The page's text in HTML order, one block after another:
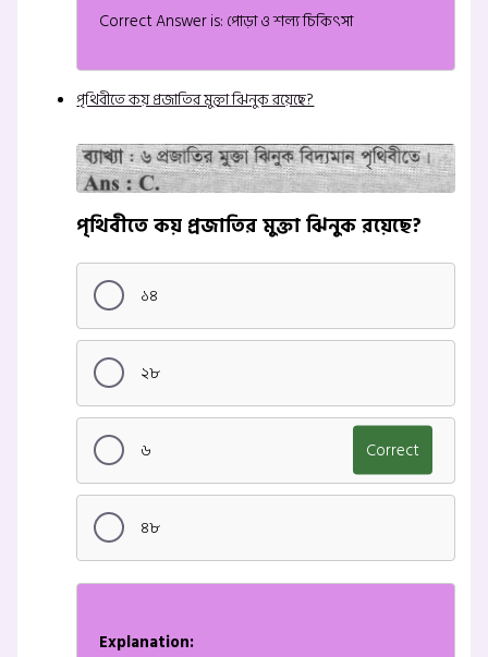
Correct Answer is: পোড়া ও শল্য চিকিৎসা
পৃথিবীতে কয় প্রজাতির মুক্তা ঝিনুক রয়েছে?
পৃথিবীতে কয় প্রজাতির মুক্তা ঝিনুক রয়েছে?
১৪
২৮
৬ Correct
৪৮
Explanation: